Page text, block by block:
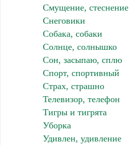
Смущение, стеснение
Снеговики
Собака, собаки
Солнце, солнышко
Сон, засыпаю, сплю
Спорт, спортивный
Страх, страшно
Телевизор, телефон
Тигры и тигрята
Уборка
Удивлен, удивление